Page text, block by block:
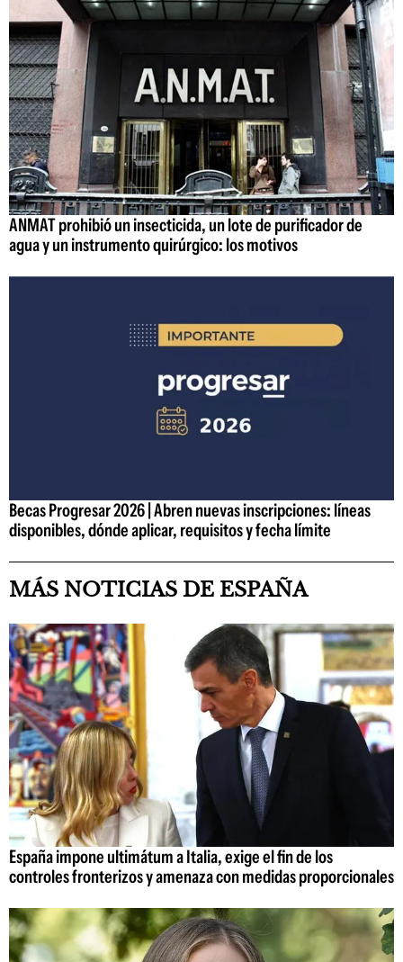
ANMAT prohibió un insecticida, un lote de purificador de
agua y un instrumento quirúrgico: los motivos
Becas Progresar 2026 | Abren nuevas inscripciones: líneas
disponibles, dónde aplicar, requisitos y fecha límite
MÁS NOTICIAS DE ESPAÑA
España impone ultimátum a Italia, exige el fin de los
controles fronterizos y amenaza con medidas proporcionales